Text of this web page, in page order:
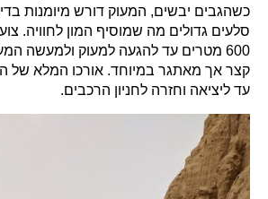
כשהגבים יבשים, המעוק דורש מיומנות
סלעים גדולים מה שמוסיף המון לחוויה.
600 מטרים עד להגעה למעוק ולמעשה
עד ליציאה וחזרה לחניון הרכבים.